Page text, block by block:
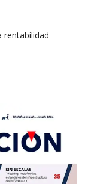
rentabilidad